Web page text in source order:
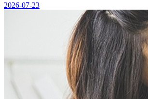
2026-07-23